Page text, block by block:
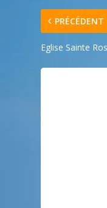
PRÉCÉDENT
Eglise Sainte